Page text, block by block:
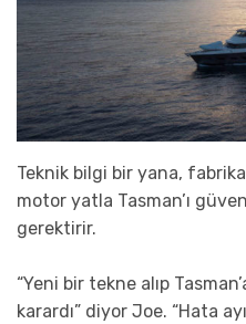
Teknik bilgi bir yana,
motor yatla Tasman’ı
gerektirir.
“Yeni bir tekne alıp
karardı” diyor Joe. “Hata